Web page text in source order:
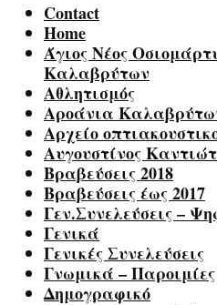
Contact
Home
Άγιος Νέος
Καλαβρύτων
Αθλητισμός
Αροάνια
Αρχείο
Αυγουστίνος
Βραβεύσεις 2018
Βραβεύσεις έως 2017
Γεν.Συνελεύσεις –
Γενικά
Γενικές Συνελεύσεις
Γνωμικά – Παροιμίες
Δημογραφικό